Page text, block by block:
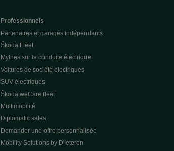
Professionnels
Partenaires et garages indépendants
Škoda Fleet
Mythes sur la conduite électrique
Voitures de société électriques
SUV électriques
Škoda weCare fleet
Multimobilité
Diplomatic sales
Demander une offre personnalisée
Mobility Solutions by D'Ieteren